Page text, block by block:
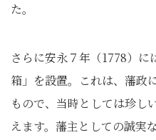
た。
さらに安永７年（1778）
箱」を設置。これは、藩政
もので、当時としては珍し
えます。藩主としての誠実